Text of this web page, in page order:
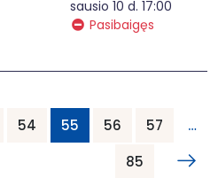
sausio 10 d. 17:00
Pasibaigęs
54 55 56 57
…
85